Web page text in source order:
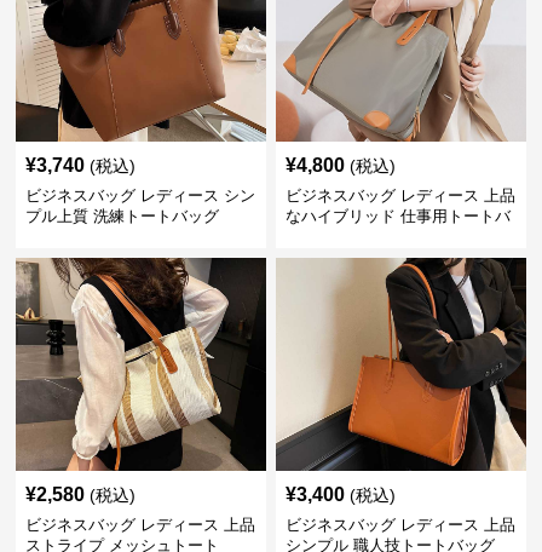
¥3,740 (税込)
ビジネスバッグ レディース シン
プル上質 洗練トートバッグ
¥4,800 (税込)
ビジネスバッグ レディース 上品
なハイブリッド 仕事用トートバ
¥2,580 (税込)
ビジネスバッグ レディース 上品
ストライプ メッシュトート
¥3,400 (税込)
ビジネスバッグ レディース 上品
シンプル 職人技トートバッグ